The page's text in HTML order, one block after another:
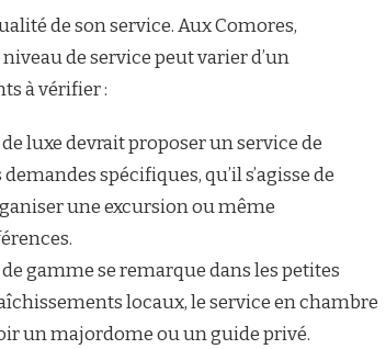
de son service. Aux Comores,
de service peut varier d’un
à vérifier :
luxe devrait proposer un service de
spécifiques, qu’il s’agisse de
une excursion ou même
gamme se remarque dans les petites
locaux, le service en chambre
un majordome ou un guide privé.